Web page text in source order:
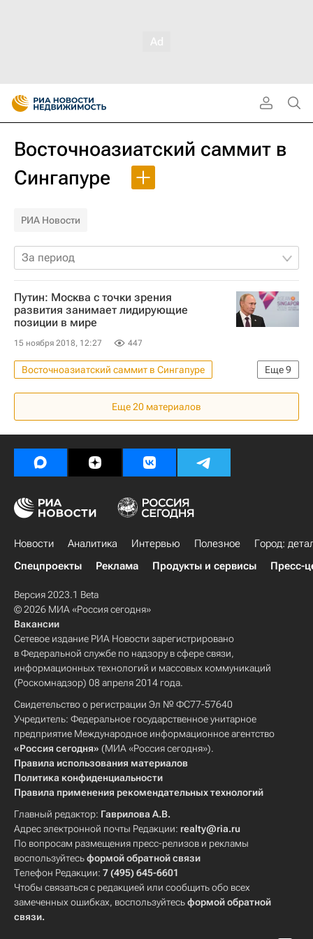
Восточноазиатский саммит в
Сингапуре
РИА Новости
За период
Путин: Москва с точки зрения
развития занимает лидирующие
позиции в мире
15 ноября 2018, 12:27 447
Еще9
Восточноазиатский саммит в Сингапуре
Новости - Недвижимость
Москва
Владимир Путин
Строительство
ЖКХ
Городская среда
Инфраструктура
Россия
Еще20 материалов
Новости Аналитика Интервью Полезное
Город:
Спецпроекты
Реклама Продукты и сервисы Пресс-
Версия 2023.1 Beta
© 2026 МИА «Россия сегодня»
Вакансии
Сетевое издание РИА Новости зарегистрировано
в Федеральной службе по надзору в сфере связи,
информационных технологий и массовых коммуникаций
(Роскомнадзор) 08 апреля 2014 года.
Свидетельство о регистрации Эл № ФС77-57640
Учредитель: Федеральное государственное унитарное
предприятие Международное информационное агентство
«Россия сегодня» (МИА «Россия сегодня»).
Правила использования материалов
Политика конфиденциальности
Правила применения рекомендательных технологий
Главный редактор: Гаврилова А.В.
Адрес электронной почты Редакции: realty@ria.ru
По вопросам размещения пресс-релизов и рекламы
воспользуйтесьформой обратной связи
Телефон Редакции: 7 (495) 645-6601
Чтобы связаться с редакцией или сообщить обо всех
замеченных ошибках, воспользуйтесьформой обратной
связи.